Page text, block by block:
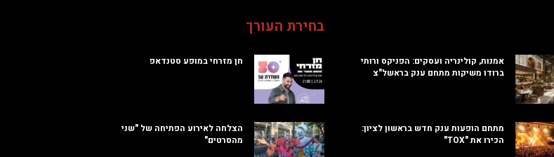
בחירת העורך
חן מזרחי במופע סטנדאפ
הצלחה לאירוע הפתיחה של "שני
מהסרטים"
אמנות, קולינריה ועסקים: הפניקס ורותי
ברודו משיקות מתחם ענק בראשל"צ
מתחם הופעות ענק חדש בראשון לציון:
הכירו את "TOX"